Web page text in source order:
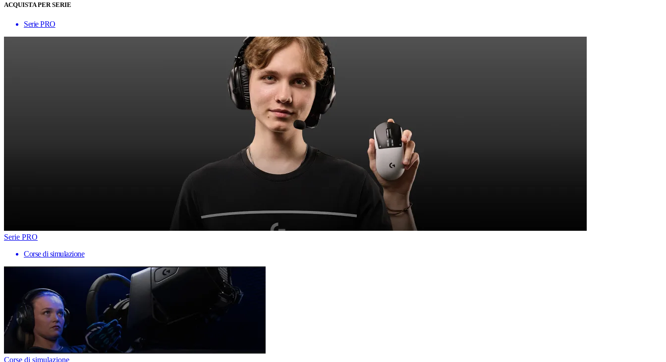
ACQUISTA PER SERIE
Serie PRO
Serie PRO
Corse di simulazione
Corse di simulazione